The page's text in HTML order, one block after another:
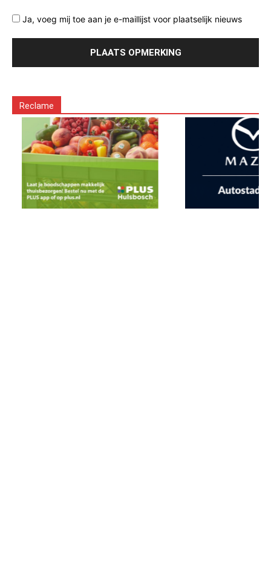
Ja, voeg mij toe aan je e-maillijst voor plaatselijk nieuws
Reclame